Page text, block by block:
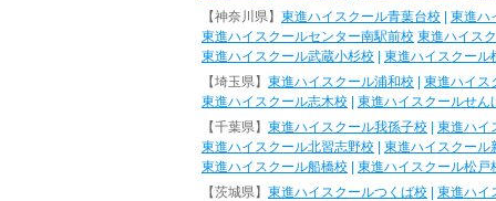
【神奈川県】 東進ハイスクール青葉台校
東進ハ
東進ハイスクールセンター南駅前校 東進ハイス
東進ハイスクール武蔵小杉校
東進ハイスクール
【埼玉県】 東進ハイスクール浦和校
東進ハイス
東進ハイスクール志木校
東進ハイスクールせん
【千葉県】 東進ハイスクール我孫子校
東進ハイ
東進ハイスクール北習志野校
東進ハイスクール
東進ハイスクール船橋校
東進ハイスクール松戸
【茨城県】 東進ハイスクールつくば校
東進ハイ